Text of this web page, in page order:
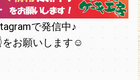
で発信中♪
お願いします☺